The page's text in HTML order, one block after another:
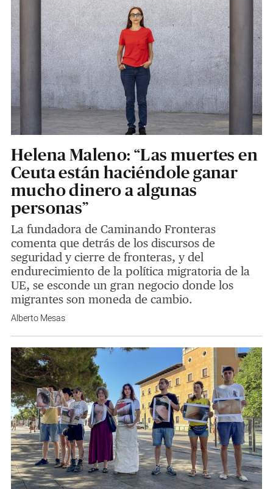
Helena Maleno: “Las muertes en
Ceuta están haciéndole ganar
mucho dinero a algunas
personas”
La fundadora de Caminando Fronteras
comenta que detrás de los discursos de
seguridad y cierre de fronteras, y del
endurecimiento de la política migratoria de la
UE, se esconde un gran negocio donde los
migrantes son moneda de cambio.
Alberto Mesas